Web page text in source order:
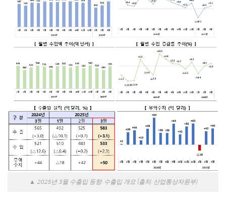
▲ 2025년 3월 수출입 동향: 수출입 개요 (출처: 산업통상자원부)